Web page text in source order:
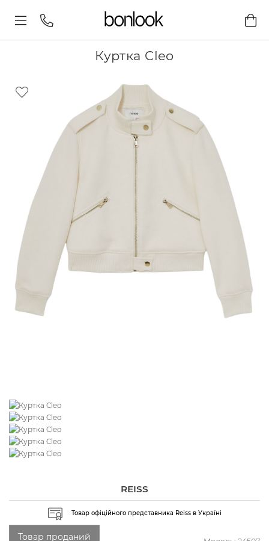
Куртка Cleo
REISS
Товар офіційного представника Reiss в Україні
Товар проданий